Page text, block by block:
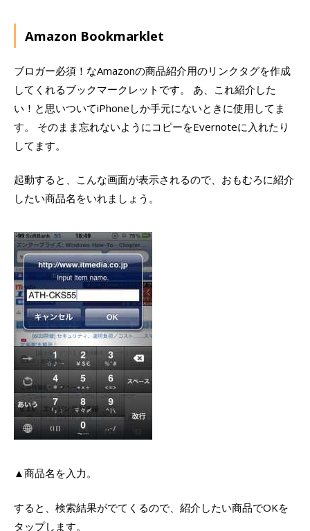
Amazon Bookmarklet
ブロガー必須！なAmazonの商品紹介用のリンクタグを作成
してくれるブックマークレットです。 あ、これ紹介した
い！と思いついてiPhoneしか手元にないときに使用してま
す。 そのまま忘れないようにコピーをEvernoteに入れたり
してます。
起動すると、こんな画面が表示されるので、おもむろに紹介
したい商品名をいれましょう。
▲商品名を入力。
すると、検索結果がでてくるので、紹介したい商品でOKを
タップします。